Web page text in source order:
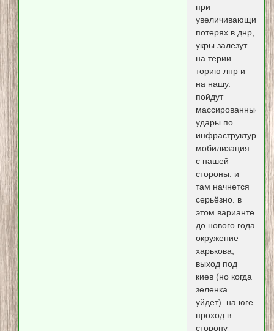
при
увеличивающихся
потерях в днр,
укры залезут
на терии
торию лнр и
на нашу.
пойдут
массированные
удары по
инфраструктуре.
мобилизация
с нашей
стороны. и
там начнется
серьёзно. в
этом варианте
до нового года
окружение
харькова,
выход под
киев (но когда
зеленка
уйдет). на юге
проход в
сторону